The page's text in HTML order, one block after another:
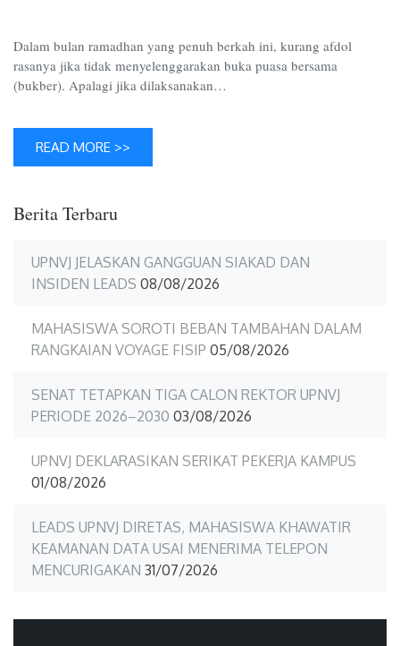
Anak
Panti
Dalam bulan ramadhan yang penuh berkah ini, kurang afdol
rasanya jika tidak menyelenggarakan buka puasa bersama
(bukber). Apalagi jika dilaksanakan…
READ MORE >>
Berita Terbaru
UPNVJ JELASKAN GANGGUAN SIAKAD DAN
INSIDEN LEADS 08/08/2026
MAHASISWA SOROTI BEBAN TAMBAHAN DALAM
RANGKAIAN VOYAGE FISIP 05/08/2026
SENAT TETAPKAN TIGA CALON REKTOR UPNVJ
PERIODE 2026–2030 03/08/2026
UPNVJ DEKLARASIKAN SERIKAT PEKERJA KAMPUS
01/08/2026
LEADS UPNVJ DIRETAS, MAHASISWA KHAWATIR
KEAMANAN DATA USAI MENERIMA TELEPON
MENCURIGAKAN 31/07/2026